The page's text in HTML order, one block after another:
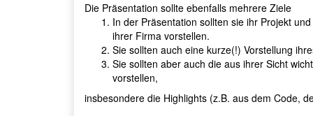
Die Präsentation sollte ebenfalls mehrere Ziele
In der Präsentation sollten sie ihr Projekt
ihrer Firma vorstellen.
Sie sollten auch eine kurze(!) Vorstellung
Sie sollten aber auch die aus ihrer Sicht
vorstellen,
insbesondere die Highlights (z.B. aus dem Code,